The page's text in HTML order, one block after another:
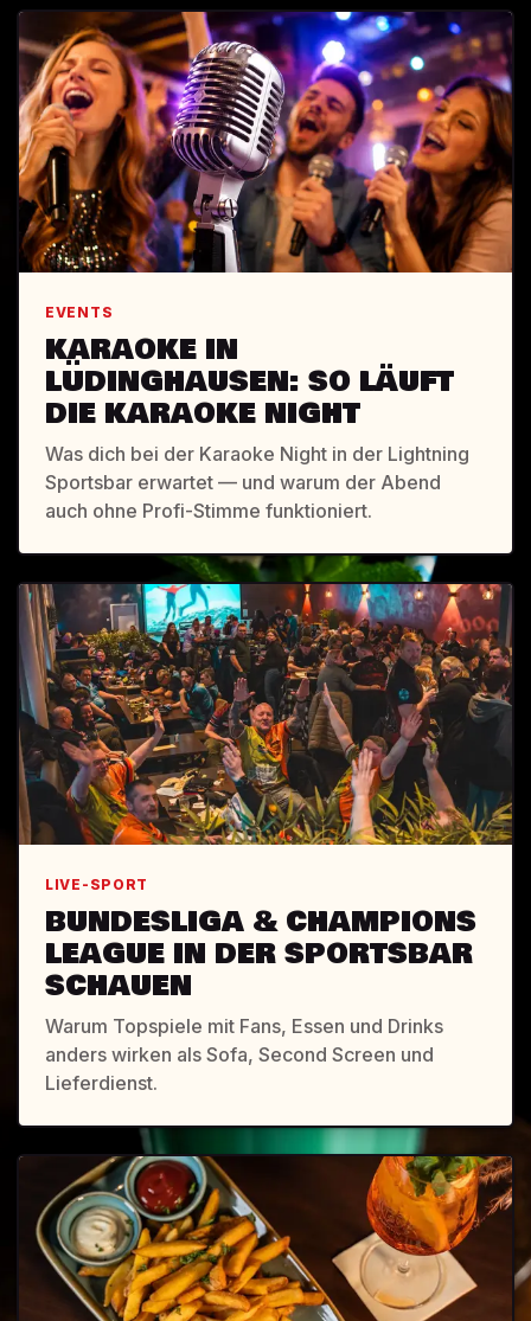
EVENTS
KARAOKE IN
LÜDINGHAUSEN: SO LÄUFT
DIE KARAOKE NIGHT
Was dich bei der Karaoke Night in der Lightning
Sportsbar erwartet — und warum der Abend
auch ohne Profi-Stimme funktioniert.
LIVE-SPORT
BUNDESLIGA & CHAMPIONS
LEAGUE IN DER SPORTSBAR
SCHAUEN
Warum Topspiele mit Fans, Essen und Drinks
anders wirken als Sofa, Second Screen und
Lieferdienst.